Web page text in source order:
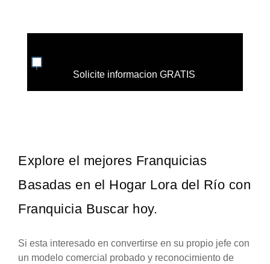
Solicite informacion GRATIS
Explore el mejores Franquicias
Basadas en el Hogar Lora del Río con
Franquicia Buscar hoy.
Si esta interesado en convertirse en su propio jefe con
un modelo comercial probado y reconocimiento de